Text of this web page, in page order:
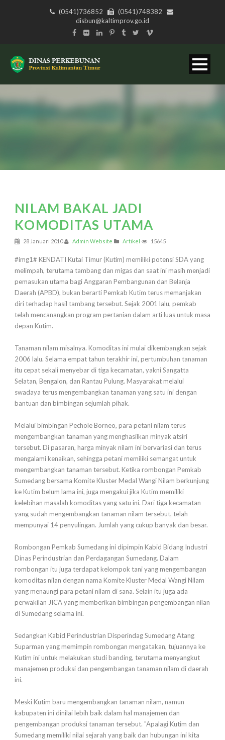
(0541)736852
(0541)748382
disbun@kaltimprov.go.id
NILAM BAKAL JADI
KOMODITAS UTAMA
28 Januari 2010 Admin Website Artikel 15645
#img1# KENDATI Kutai Timur (Kutim) memiliki potensi SDA yang
melimpah, terutama tambang dan migas dan saat ini masih menjadi
pemasukan utama bagi Anggaran Pembangunan dan Belanja
Daerah (APBD), bukan berarti Pemkab Kutim terus memanjakan
diri terhadap hasil tambang tersebut. Sejak 2001 lalu, pemkab
telah mencanangkan program pertanian dalam arti luas untuk masa
depan Kutim.
Tanaman nilam misalnya. Komoditas ini mulai dikembangkan sejak
2006 lalu. Selama empat tahun terakhir ini, pertumbuhan tanaman
itu cepat sekali menyebar di tiga kecamatan, yakni Sangatta
Selatan, Bengalon, dan Rantau Pulung. Masyarakat melalui
swadaya terus mengembangkan tanaman yang satu ini dengan
bantuan dan bimbingan sejumlah pihak.
Melalui bimbingan Pechole Borneo, para petani nilam terus
mengembangkan tanaman yang menghasilkan minyak atsiri
tersebut. Di pasaran, harga minyak nilam ini bervariasi dan terus
mengalami kenaikan, sehingga petani memiliki semangat untuk
mengembangkan tanaman tersebut. Ketika rombongan Pemkab
Sumedang bersama Komite Kluster Medal Wangi Nilam berkunjung
ke Kutim belum lama ini, juga mengakui jika Kutim memiliki
kelebihan masalah komoditas yang satu ini. Dari tiga kecamatan
yang sudah mengembangkan tanaman nilam tersebut, telah
mempunyai 14 penyulingan. Jumlah yang cukup banyak dan besar.
Rombongan Pemkab Sumedang ini dipimpin Kabid Bidang Industri
Dinas Perindustrian dan Perdagangan Sumedang. Dalam
rombongan itu juga terdapat kelompok tani yang mengembangan
komoditas nilan dengan nama Komite Kluster Medal Wangi Nilam
yang menaungi para petani nilam di sana. Selain itu juga ada
perwakilan JICA yang memberikan bimbingan pengembangan nilan
di Sumedang selama ini.
Sedangkan Kabid Perindustrian Disperindag Sumedang Atang
Suparman yang memimpin rombongan mengatakan, tujuannya ke
Kutim ini untuk melakukan studi banding, terutama menyangkut
manajemen produksi dan pengembangan tanaman nilam di daerah
ini.
Meski Kutim baru mengembangkan tanaman nilam, namun
kabupaten ini dinilai lebih baik dalam hal manajemen dan
pengembangan produksi tanaman tersebut. "Apalagi Kutim dan
Sumedang memiliki nilai sejarah yang baik dan hubungan ini kita